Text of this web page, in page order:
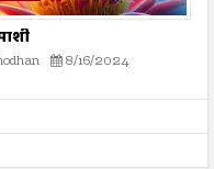
8/16/2024